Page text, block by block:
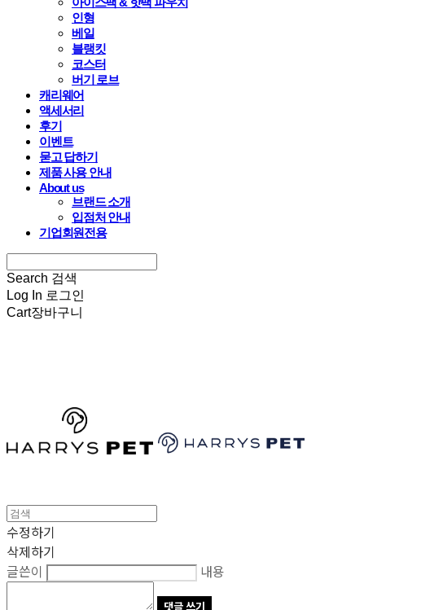
인형
베일
블랭킷
코스터
버기 로브
캐리웨어
액세서리
후기
이벤트
묻고 답하기
제품 사용 안내
About us
브랜드 소개
입점처 안내
기업회원전용
Search 검색
Log In 로그인
Cart장바구니
수정하기
삭제하기
글쓴이
내용
댓글 쓰기